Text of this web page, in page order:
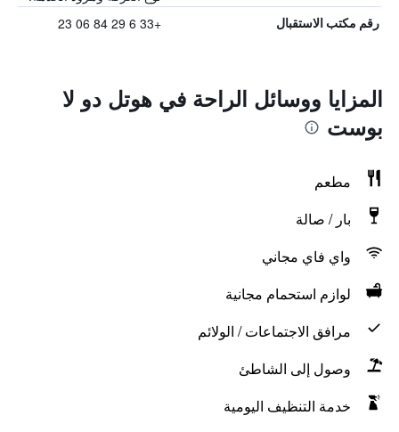
رقم مكتب الاستقبال +33 6 29 84 06 23
المزايا ووسائل الراحة في هوتل دو لا
بوست
مطعم
بار / صالة
واي فاي مجاني
لوازم استحمام مجانية
مرافق الاجتماعات / الولائم
وصول إلى الشاطئ
خدمة التنظيف اليومية